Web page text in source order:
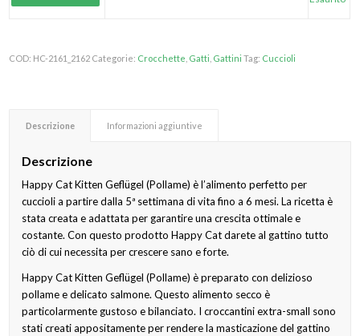
COD: HC-2161_2162 Categorie: Crocchette Gatti Gattini Tag: Cuccioli
Descrizione Informazioni aggiuntive
Descrizione
Happy Cat Kitten Geflügel (Pollame) è l’alimento perfetto per
cuccioli a partire dalla 5ª settimana di vita fino a 6 mesi. La ricetta è
stata creata e adattata per garantire una crescita ottimale e
costante. Con questo prodotto Happy Cat darete al gattino tutto
ciò di cui necessita per crescere sano e forte.
Happy Cat Kitten Geflügel (Pollame) è preparato con delizioso
pollame e delicato salmone. Questo alimento secco è
particolarmente gustoso e bilanciato. I croccantini extra-small sono
stati creati appositamente per rendere la masticazione del gattino